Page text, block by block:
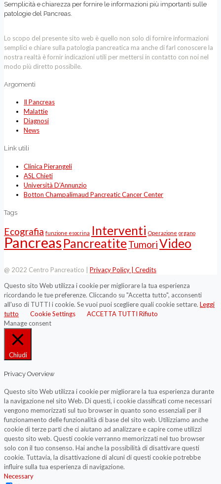
Semplicità e chiarezza per fornire le informazioni più importanti sulle
patologie del Pancreas.
Lo scopo del presente sito web è quello non solo di fornire informazioni
semplici e chiare sulla patologia pancreatica ma anche di farl conoscere la
nostra realtà è fornir indicazioni utili per mettersi in contatto con noi nel
modo più diretto possibile.
Argomenti
Il Pancreas
Malattie
Diagnosi
News
Link utili
Clinica Pierangeli
ASL Chieti
Università D’Annunzio
Botton Champalimaud Pancreatic Cancer Center
Tags
Ecografia funzione esocrina Interventi Operazione organo
Pancreas PancreatiteTumoriVideo
@ 2022 Centro Pancreatico | Privacy Policy | Credits
Questo sito Web utilizza i cookie per migliorare la tua esperienza
ricordando le tue preferenze. Cliccando su "Accetta tutto", acconsenti
all'uso di TUTTI i cookie. Se vuoi puoi scegliere quali cookie settare. Leggi
tutto
Cookie Settings ACCETTA TUTTI Rifiuto
Manage consent
Chiudi
Privacy Overview
Questo sito Web utilizza i cookie per migliorare la tua esperienza durante
la navigazione nel sito Web. Di questi, i cookie classificati come necessari
vengono memorizzati sul tuo browser in quanto sono essenziali per il
funzionamento delle funzionalità di base del sito web. Utilizziamo anche
cookie di terze parti che ci aiutano ad analizzare e capire come utilizzi
questo sito web. Questi cookie verranno memorizzati nel tuo browser
solo con il tuo consenso. Hai anche la possibilità di disattivare questi
cookie. Tuttavia, la disattivazione di alcuni di questi cookie potrebbe
influire sulla tua esperienza di navigazione.
Necessary